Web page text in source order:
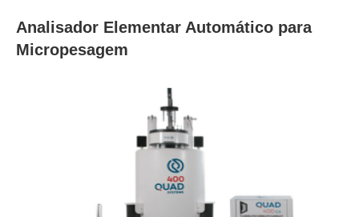
Analisador Elementar Automático para
Micropesagem